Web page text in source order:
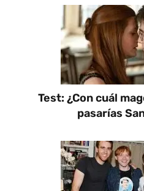
Test: ¿Con cuál
pasarías